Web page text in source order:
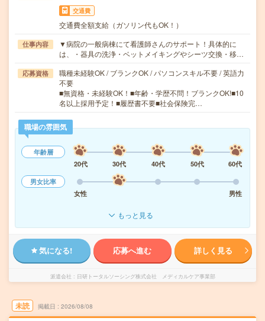
交通費
交通費全額支給（ガソリン代もOK！）
仕事内容
▼病院の一般病棟にて看護師さんのサポート！具体的に
は、・器具の洗浄・ベットメイキングやシーツ交換・移…
応募資格
職種未経験OK / ブランクOK / パソコンスキル不要 / 英語力
不要
■無資格・未経験OK！■年齢・学歴不問！ブランクOK!■10
名以上採用予定！■履歴書不要■社会保険完…
職場の雰囲気
年齢層
20代
30代 40代 50代
60代
男女比率
女性
男性
もっと見る
気になる! 応募へ進む 詳しく見る
派遣会社 日研トータルソーシング株式会社 メディカルケア事業部
未読 掲載日 2026/08/08